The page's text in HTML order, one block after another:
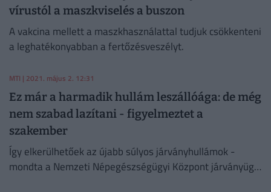
vírustól a maszkviselés a buszon
A vakcina mellett a maszkhasználattal tudjuk csökkenteni
a leghatékonyabban a fertőzésveszélyt.
MTI | 2021. május 2. 12:31
Ez már a harmadik hullám leszállóága: de még
nem szabad lazítani - figyelmeztet a
szakember
Így elkerülhetőek az újabb súlyos járványhullámok -
mondta a Nemzeti Népegészségügyi Központ járványügyi